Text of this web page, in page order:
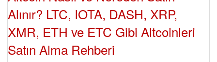
Alınır? LTC, IOTA, DASH, XRP,
XMR, ETH ve ETC Gibi Altcoinleri
Satın Alma Rehberi